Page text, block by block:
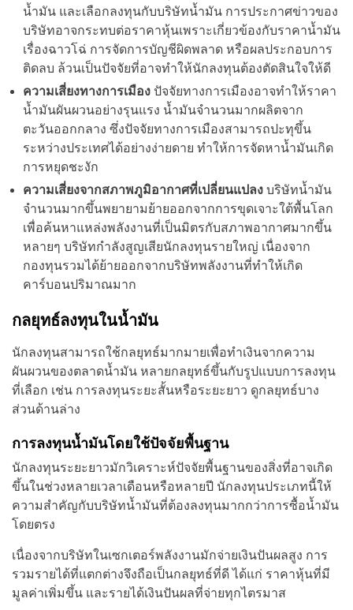
น้ำมัน และเลือกลงทุนกับบริษัทน้ำมัน การประกาศข่าวของ
บริษัทอาจกระทบต่อราคาหุ้นเพราะเกี่ยวข้องกับราคาน้ำมัน
เรื่องฉาวโฉ่ การจัดการบัญชีผิดพลาด หรือผลประกอบการ
ติดลบ ล้วนเป็นปัจจัยที่อาจทำให้นักลงทุนต้องตัดสินใจให้ดี
ความเสี่ยงทางการเมือง ปัจจัยทางการเมืองอาจทำให้ราคา
น้ำมันผันผวนอย่างรุนแรง น้ำมันจำนวนมากผลิตจาก
ตะวันออกกลาง ซึ่งปัจจัยทางการเมืองสามารถปะทุขึ้น
ระหว่างประเทศได้อย่างง่ายดาย ทำให้การจัดหาน้ำมันเกิด
การหยุดชะงัก
ความเสี่ยงจากสภาพภูมิอากาศที่เปลี่ยนแปลง บริษัทน้ำมัน
จำนวนมากขึ้นพยายามย้ายออกจากการขุดเจาะใต้พื้นโลก
เพื่อค้นหาแหล่งพลังงานที่เป็นมิตรกับสภาพอากาศมากขึ้น
หลายๆ บริษัทกำลังสูญเสียนักลงทุนรายใหญ่ เนื่องจาก
กองทุนรวมได้ย้ายออกจากบริษัทพลังงานที่ทำให้เกิด
คาร์บอนปริมาณมาก
กลยุทธ์ลงทุนในน้ำมัน
นักลงทุนสามารถใช้กลยุทธ์มากมายเพื่อทำเงินจากความ
ผันผวนของตลาดน้ำมัน หลายกลยุทธ์ขึ้นกับรูปแบบการลงทุน
ที่เลือก เช่น การลงทุนระยะสั้นหรือระยะยาว ดูกลยุทธ์บาง
ส่วนด้านล่าง
การลงทุนน้ำมันโดยใช้ปัจจัยพื้นฐาน
นักลงทุนระยะยาวมักวิเคราะห์ปัจจัยพื้นฐานของสิ่งที่อาจเกิด
ขึ้นในช่วงหลายเวลาเดือนหรือหลายปี นักลงทุนประเภทนี้ให้
ความสำคัญกับบริษัทน้ำมันที่ต้องลงทุนมากกว่าการซื้อน้ำมัน
โดยตรง
เนื่องจากบริษัทในเซกเตอร์พลังงานมักจ่ายเงินปันผลสูง การ
รวมรายได้ที่แตกต่างจึงถือเป็นกลยุทธ์ที่ดี ได้แก่ ราคาหุ้นที่มี
มูลค่าเพิ่มขึ้น และรายได้เงินปันผลที่จ่ายทุกไตรมาส